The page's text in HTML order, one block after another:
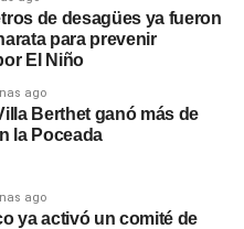
de desagües ya fueron
para prevenir
El Niño
ago
Berthet ganó más de
la Poceada
ago
ya activó un comité de